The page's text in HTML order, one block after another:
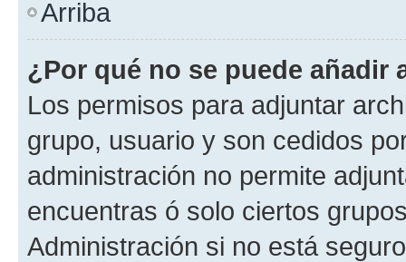
Arriba
¿Por qué no se puede añadir
Los permisos para adjuntar
grupo, usuario y son cedidos
administración no permite
encuentras ó solo ciertos
Administración si no está